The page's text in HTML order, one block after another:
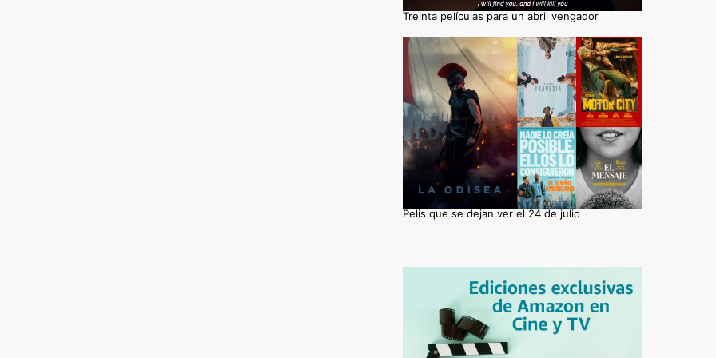
Treinta películas para un abril vengador
Pelis que se dejan ver el 24 de julio